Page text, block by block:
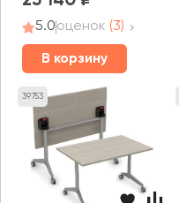
5.0оценок (3)
В корзину
39753